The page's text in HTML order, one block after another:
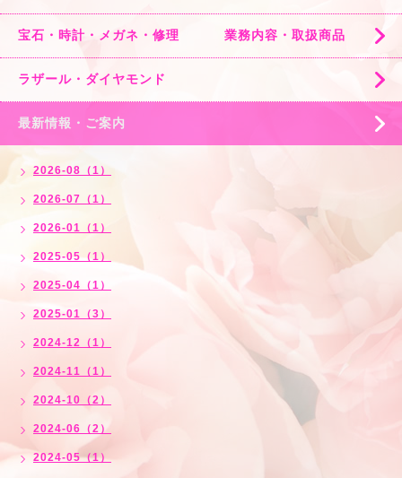
宝石・時計・メガネ・修理 業務内容・取扱商品
ラザール・ダイヤモンド
最新情報・ご案内
2026-08（1）
2026-07（1）
2026-01（1）
2025-05（1）
2025-04（1）
2025-01（3）
2024-12（1）
2024-11（1）
2024-10（2）
2024-06（2）
2024-05（1）